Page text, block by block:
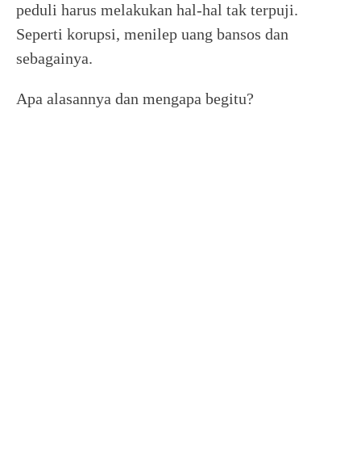
peduli harus melakukan hal-hal tak terpuji.
Seperti korupsi, menilep uang bansos dan
sebagainya.
Apa alasannya dan mengapa begitu?